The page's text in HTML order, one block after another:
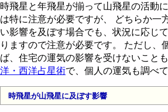
時飛星と年飛星が揃って山飛星の活動
は特に注意が必要ですが、 どちらか一方が山飛星の活動に悪
い影響を及ぼす場合でも、状況に応じ
りますので注意が必要です。 ただし、個人の運気が強けれ
ば、住宅の運気の影響を受けないこと
洋・西洋占星術で、個人の運気も調べ
時飛星が山飛星に及ぼす影響